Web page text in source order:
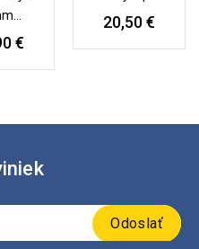
€
20,50 €
Odoslať